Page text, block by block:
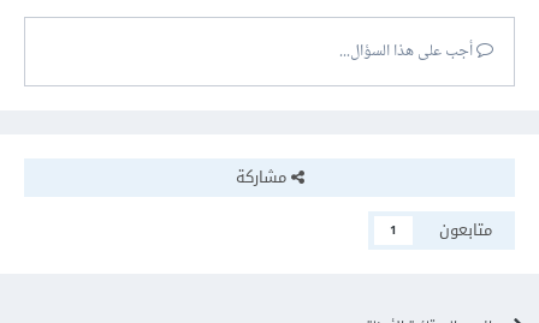
أجب على هذا السؤال...
مشاركة
متابعون
1